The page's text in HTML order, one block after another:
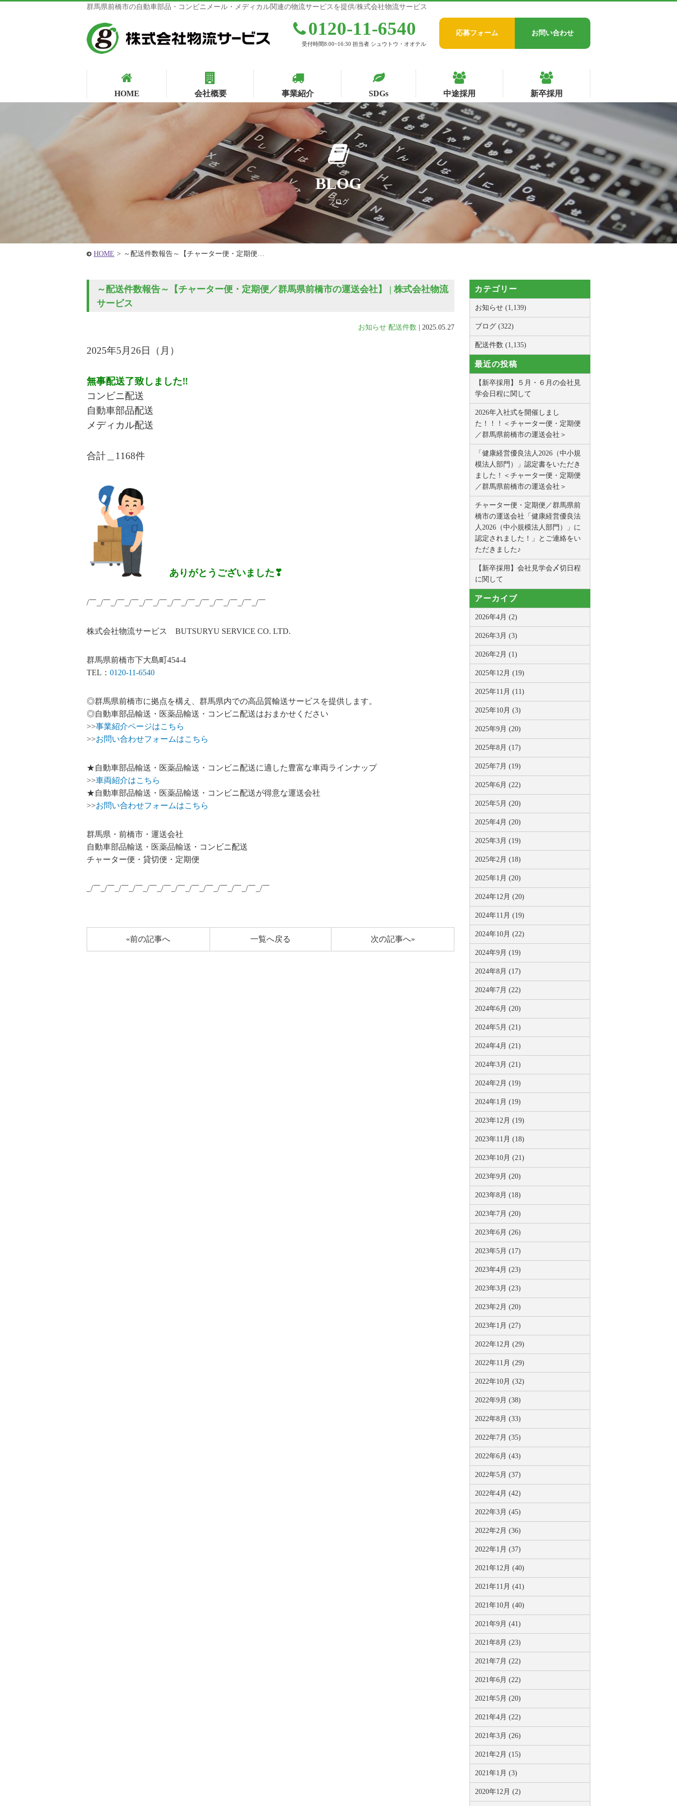
群馬県前橋市の自動車部品・コンビニメール・メディカル関連の物流サービスを提供/株式会社物流サービス
HOME 会社概要 事業紹介 SDGs 中途採用 新卒採用
応募フォーム お問い合わせ
0120-11-6540
受付時間8:00~16:30 担当者 シュウトウ・オオテル
BLOG
ブログ
HOME > ～配送件数報告～【チャーター便・定期便…
～配送件数報告～【チャーター便・定期便／群馬県前橋市の運送会社】 | 株式会社物流
サービス
お知らせ 配送件数 2025.05.27
2025年5 月26 日 （月 ）
無事配送了致しました‼
コンビニ配送
自動車部品配送
メディカル配送
合計＿1168件
ありがとうございました❣
/￣_/￣_/￣_/￣_/￣_/￣_/￣_/￣_/￣_/￣_/￣_/￣_/￣
株式会社物流サービス BUTSURYU SERVICE CO. LTD.
群馬県前橋市下大島町454-4
TEL： 0120-11-6540
◎群馬県前橋市に拠点を構え、群馬県内での高品質輸送サービスを提供します。
◎自動車部品輸送・医薬品輸送・コンビニ配送はおまかせください
>>事業紹介ページはこちら
>>お問い合わせフォームはこちら
★自動車部品輸送・医薬品輸送・コンビニ配送に適した豊富な車両ラインナップ
>>車両紹介はこちら
★自動車部品輸送・医薬品輸送・コンビニ配送が得意な運送会社
>>お問い合わせフォームはこちら
群馬県・前橋市・運送会社
自動車部品輸送・医薬品輸送・コンビニ配送
チャーター便・貸切便・定期便
_/￣_/￣_/￣_/￣_/￣_/￣_/￣_/￣_/￣_/￣_/￣_/￣_/￣
«前の記事へ 次の記事へ»
一覧へ戻る
カテゴリー
お知らせ (1,139)
ブログ (322)
配送件数 (1,135)
最近の投稿
【新卒採用】５月・６月の会社見
学会日程に関して
2026年入社式を開催しまし
た！！！＜チャーター便・定期便
／群馬県前橋市の運送会社＞
「健康経営優良法人2026（中小規
模法人部門）」認定書をいただき
ました！＜チャーター便・定期便
／群馬県前橋市の運送会社＞
チャーター便・定期便／群馬県前
橋市の運送会社「健康経営優良法
人2026（中小規模法人部門）」に
認定されました！」とご連絡をい
ただきました♪
【新卒採用】会社見学会〆切日程
に関して
アーカイブ
2026年4月 (2)
2026年3月 (3)
2026年2月 (1)
2025年12月 (19)
2025年11月 (11)
2025年10月 (3)
2025年9月 (20)
2025年8月 (17)
2025年7月 (19)
2025年6月 (22)
2025年5月 (20)
2025年4月 (20)
2025年3月 (19)
2025年2月 (18)
2025年1月 (20)
2024年12月 (20)
2024年11月 (19)
2024年10月 (22)
2024年9月 (19)
2024年8月 (17)
2024年7月 (22)
2024年6月 (20)
2024年5月 (21)
2024年4月 (21)
2024年3月 (21)
2024年2月 (19)
2024年1月 (19)
2023年12月 (19)
2023年11月 (18)
2023年10月 (21)
2023年9月 (20)
2023年8月 (18)
2023年7月 (20)
2023年6月 (26)
2023年5月 (17)
2023年4月 (23)
2023年3月 (23)
2023年2月 (20)
2023年1月 (27)
2022年12月 (29)
2022年11月 (29)
2022年10月 (32)
2022年9月 (38)
2022年8月 (33)
2022年7月 (35)
2022年6月 (43)
2022年5月 (37)
2022年4月 (42)
2022年3月 (45)
2022年2月 (36)
2022年1月 (37)
2021年12月 (40)
2021年11月 (41)
2021年10月 (40)
2021年9月 (41)
2021年8月 (23)
2021年7月 (22)
2021年6月 (22)
2021年5月 (20)
2021年4月 (22)
2021年3月 (26)
2021年2月 (15)
2021年1月 (3)
2020年12月 (2)